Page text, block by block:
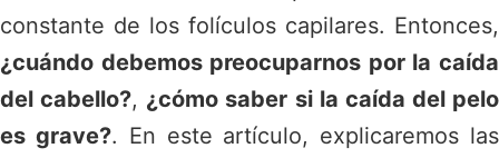
constante de los folículos capilares. Entonces,
¿cuándo debemos preocuparnos por la caída
del cabello?, ¿cómo saber si la caída del pelo
es grave?. En este artículo, explicaremos las